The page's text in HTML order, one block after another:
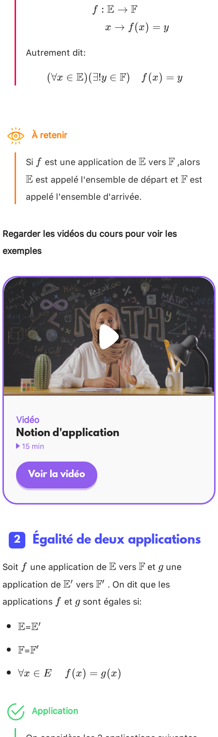
f:
\mathbb{E}
\rightarrow
f : E → F
\hspace*
\rightarrow
x → f(x) = y
Autrement dit:
(\forall x \in
\mathbb{F})
(∀x ∈ E)(∃!y ∈ F) f (x) = y
À retenir
Si ff est une application de\mathbb{E}
EversF,alors
E est appelé l'ensemble de départ etFest
appelé l'ensemble d'arrivée.
Regarder les vidéos du cours pour voir les
exemples
Vidéo
Notion d'application
15 min
Voir la vidéo
Égalité de deux applications
Soit f
f une application de\mathbb{E}
Evers\mathbb{F}
Fet g
g une
application de\mathbb{E}'
E′ vers\mathbb{F}'
F′ . On dit que les
applications f
f et g
g sont égales si:
\mathbb{E}
E=\mathbb{E}'\\
E′
\mathbb{F}
F=\mathbb{F}'\\
F′
\forall
∀x ∈ E
\quad
f (x) = g(x)
Application